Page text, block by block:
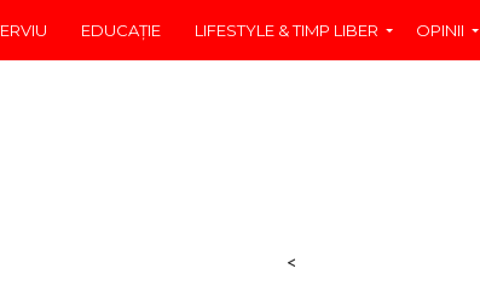
EDUCAŢIE LIFESTYLE & TIMP LIBER OPINII
<